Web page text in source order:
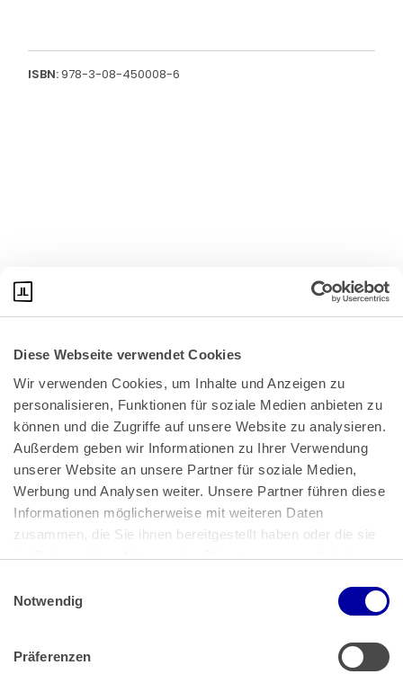
Diese Webseite verwendet Cookies
Wir verwenden Cookies, um Inhalte und Anzeigen zu
personalisieren, Funktionen für soziale Medien anbieten zu
können und die Zugriffe auf unsere Website zu analysieren.
Außerdem geben wir Informationen zu Ihrer Verwendung
unserer Website an unsere Partner für soziale Medien,
Werbung und Analysen weiter. Unsere Partner führen diese
Informationen möglicherweise mit weiteren Daten
zusammen, die Sie ihnen bereitgestellt haben oder die sie
im Rahmen Ihrer Nutzung der Dienste gesammelt haben.
Impressum
Notwendig
Präferenzen
ISBN:978-3-08-450008-6
Bundeskanzlerplatz 2
53113 Bonn
Pressemitteilungen|AGB
Impressum|Datenschutz